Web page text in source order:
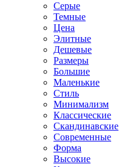
Серые
Темные
Цена
Элитные
Дешевые
Размеры
Большие
Маленькие
Стиль
Минимализм
Классические
Скандинавские
Современные
Форма
Высокие